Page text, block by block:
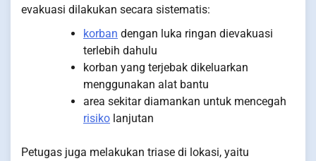
evakuasi dilakukan secara sistematis:
korban dengan luka ringan dievakuasi
terlebih dahulu
korban yang terjebak dikeluarkan
menggunakan alat bantu
area sekitar diamankan untuk mencegah
risiko lanjutan
Petugas juga melakukan triase di lokasi, yaitu